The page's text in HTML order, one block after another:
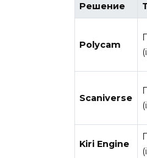
Решение
Polycam
Scaniverse
Kiri Engine